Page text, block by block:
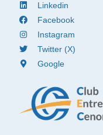
Linkedin
Facebook
Instagram
Twitter (X)
Google